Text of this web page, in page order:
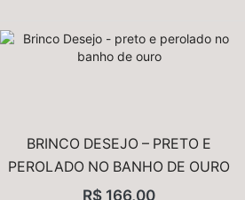
BRINCO DESEJO – PRETO E
PEROLADO NO BANHO DE OURO
R$ 166,00